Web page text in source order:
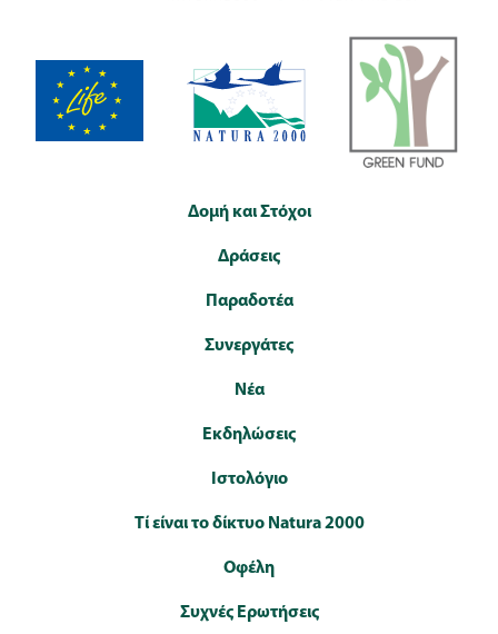
Δομή και Στόχοι
Δράσεις
Παραδοτέα
Συνεργάτες
Νέα
Εκδηλώσεις
Ιστολόγιο
Τί είναι το δίκτυο Natura 2000
Οφέλη
Συχνές Ερωτήσεις